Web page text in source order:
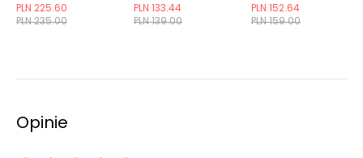
PLN 235.00
PLN 225.60
PLN 139.00
PLN 133.44
PLN 159.00
PLN 152.64
Opinie